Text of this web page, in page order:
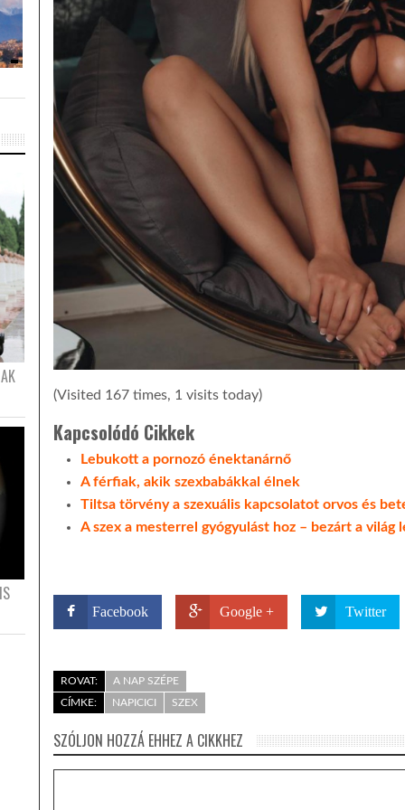
(Visited 167 times, 1 visits today)
Kapcsolódó Cikkek
Lebukott a pornozó énektanárnő
A férfiak, akik szexbabákkal élnek
Tiltsa törvény a szexuális kapcsolatot orvos és
A szex a mesterrel gyógyulást hoz – bezárt a világ
Facebook Google + Twitter
ROVAT:
A NAP SZÉPE
CÍMKE:
NAPICICI SZEX
SZÓLJON HOZZÁ EHHEZ A CIKKHEZ